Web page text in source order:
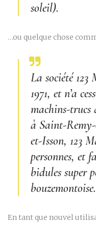
soleil).
…ou quelque chose
La société 123
1971, et n’a
machins-trucs
à Saint-
et-Isson, 123
personnes, et
bidules super
bouzemontoise.
En tant que nouvel